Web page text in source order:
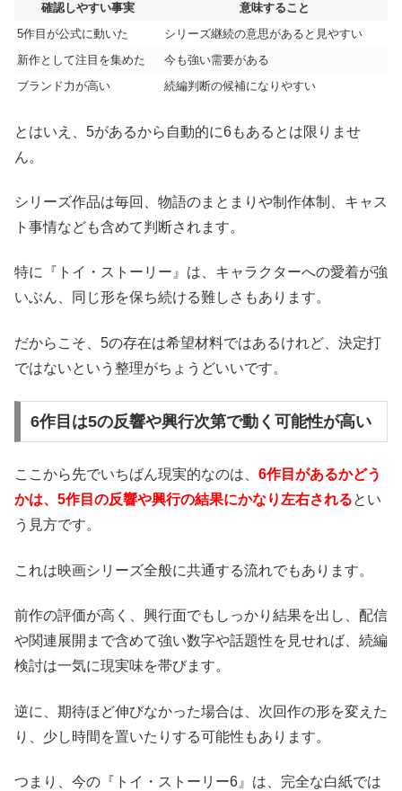
確認しやすい事実
意味すること
5作目が公式に動いた
シリーズ継続の意思があると見やすい
新作として注目を集めた
今も強い需要がある
ブランド力が高い
続編判断の候補になりやすい
とはいえ、5があるから自動的に6もあるとは限りませ
ん。
シリーズ作品は毎回、物語のまとまりや制作体制、キャス
ト事情なども含めて判断されます。
特に『トイ・ストーリー』は、キャラクターへの愛着が強
いぶん、同じ形を保ち続ける難しさもあります。
だからこそ、5の存在は希望材料ではあるけれど、決定打
ではないという整理がちょうどいいです。
6作目は5の反響や興行次第で動く可能性が高い
ここから先でいちばん現実的なのは、 6作目があるかどう
かは、5作目の反響や興行の結果にかなり左右されるとい
う見方です。
これは映画シリーズ全般に共通する流れでもあります。
前作の評価が高く、興行面でもしっかり結果を出し、配信
や関連展開まで含めて強い数字や話題性を見せれば、続編
検討は一気に現実味を帯びます。
逆に、期待ほど伸びなかった場合は、次回作の形を変えた
り、少し時間を置いたりする可能性もあります。
つまり、今の『トイ・ストーリー6』は、完全な白紙では